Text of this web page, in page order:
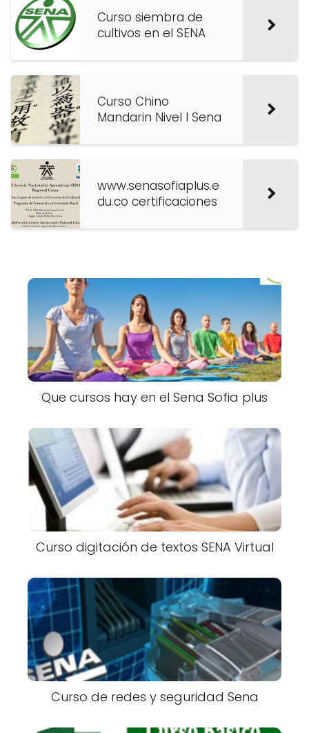
Curso siembra de
cultivos en el SENA
Curso Chino
Mandarin Nivel I Sena
www.senasofiaplus.e
du.co certificaciones
Que cursos hay en el Sena Sofia plus
Curso digitación de textos SENA Virtual
Curso de redes y seguridad Sena